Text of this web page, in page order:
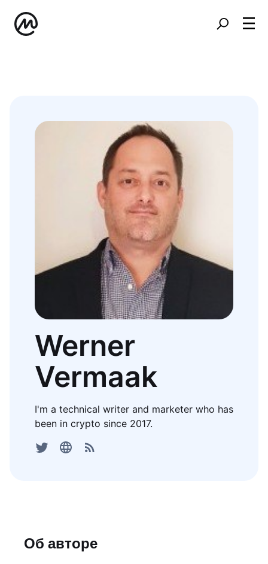
Werner
Vermaak
I'm a technical writer and marketer who has
been in crypto since 2017.
Об авторе